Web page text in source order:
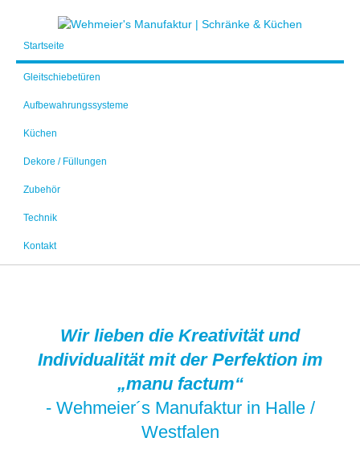
Startseite
Gleitschiebetüren
Aufbewahrungssysteme
Küchen
Dekore / Füllungen
Zubehör
Technik
Kontakt
Wir lieben die Kreativität und
Individualität mit der Perfektion im
„manu factum“
- Wehmeier´s Manufaktur in Halle /
Westfalen